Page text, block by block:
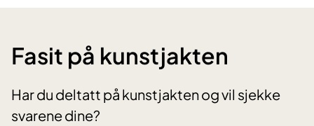
Fasit på kunstjakten
Har du deltatt på kunstjakten og vil sjekke
svarene dine?